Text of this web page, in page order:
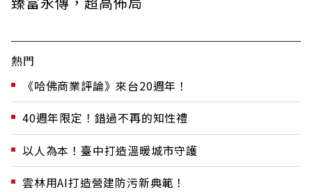
熱門
《哈佛商業評論》來台20週年！
40週年限定！錯過不再的知性禮
以人為本！臺中打造溫暖城市守護
雲林用AI打造營建防污新典範！